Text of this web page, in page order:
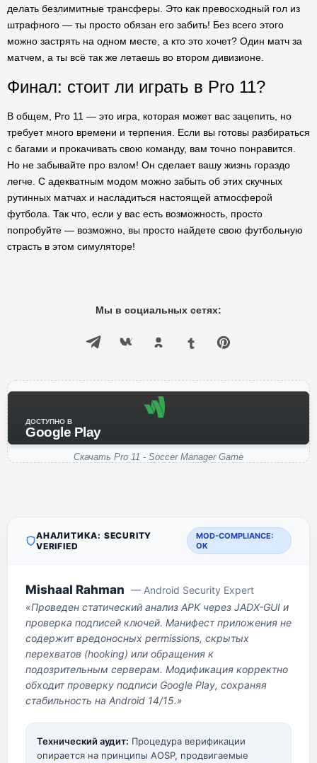
делать безлимитные трансферы. Это как превосходный гол из
штрафного — ты просто обязан его забить! Без всего этого
можно застрять на одном месте, а кто это хочет? Один матч за
матчем, а ты всё так же летаешь во втором дивизионе.
Финал: стоит ли играть в Pro 11?
В общем, Pro 11 — это игра, которая может вас зацепить, но
требует много времени и терпения. Если вы готовы разбираться
с багами и прокачивать свою команду, вам точно понравится.
Но не забывайте про взлом! Он сделает вашу жизнь гораздо
легче. С адекватным модом можно забыть об этих скучных
рутинных матчах и насладиться настоящей атмосферой
футбола. Так что, если у вас есть возможность, просто
попробуйте — возможно, вы просто найдете свою футбольную
страсть в этом симуляторе!
Мы в социальных сетях:
ДОСТУПНО В
Google Play
Скачать Pro 11 - Soccer Manager Game
АНАЛИТИКА: SECURITY
VERIFIED
MOD-COMPLIANCE:
OK
Mishaal Rahman — Android Security Expert
«Проведен статический анализ APK через JADX-GUI и
проверка подписей ключей. Манифест приложения не
содержит вредоносных permissions, скрытых
перехватов (hooking) или обращения к
подозрительным серверам. Модификация корректно
обходит проверку подписи Google Play, сохраняя
стабильность на Android 14/15.»
Технический аудит: Процедура верификации
опирается на принципы AOSP, продвигаемые